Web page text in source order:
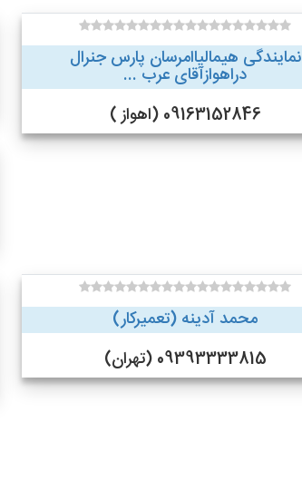
نمایندگی هیمالیاامرسان پارس جنرال
دراهوازآقای عرب ...
09163152846 (اهواز )
محمد آدینه (تعمیرکار)
09393333815 (تهران)